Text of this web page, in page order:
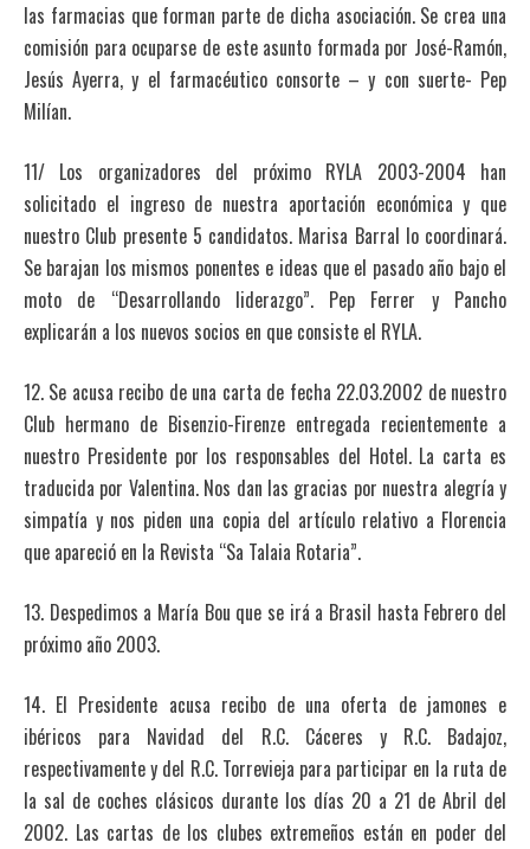
las farmacias que forman parte de dicha asociación. Se crea una
comisión para ocuparse de este asunto formada por José-Ramón,
Jesús Ayerra, y el farmacéutico consorte – y con suerte- Pep
Milían.
11/ Los organizadores del próximo RYLA 2003-2004 han
solicitado el ingreso de nuestra aportación económica y que
nuestro Club presente 5 candidatos. Marisa Barral lo coordinará.
Se barajan los mismos ponentes e ideas que el pasado año bajo el
moto de “Desarrollando liderazgo”. Pep Ferrer y Pancho
explicarán a los nuevos socios en que consiste el RYLA.
12. Se acusa recibo de una carta de fecha 22.03.2002 de nuestro
Club hermano de Bisenzio-Firenze entregada recientemente a
nuestro Presidente por los responsables del Hotel. La carta es
traducida por Valentina. Nos dan las gracias por nuestra alegría y
simpatía y nos piden una copia del artículo relativo a Florencia
que apareció en la Revista “Sa Talaia Rotaria”.
13. Despedimos a María Bou que se irá a Brasil hasta Febrero del
próximo año 2003.
14. El Presidente acusa recibo de una oferta de jamones e
ibéricos para Navidad del R.C. Cáceres y R.C. Badajoz,
respectivamente y del R.C. Torrevieja para participar en la ruta de
la sal de coches clásicos durante los días 20 a 21 de Abril del
2002. Las cartas de los clubes extremeños están en poder del